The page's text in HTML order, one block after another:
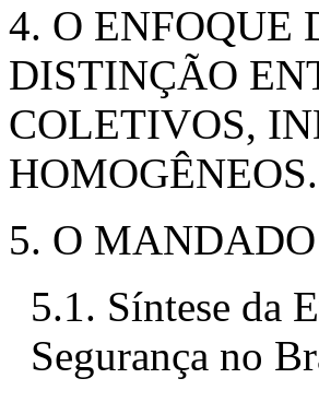
4. O ENFOQUE
DISTINÇÃO
COLETIVOS,
HOMOGÊNEOS.
5. O
5.1. Síntese da
Segurança no